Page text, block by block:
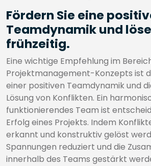
Fördern Sie eine
Teamdynamik und
frühzeitig.
Eine wichtige Empfehlung im
Projektmanagement-Konzepts ist
einer positiven Teamdynamik und
Lösung von Konflikten. Ein
funktionierendes Team ist
Erfolg eines Projekts. Indem
erkannt und konstruktiv gelöst
Spannungen reduziert und die
innerhalb des Teams gestärkt